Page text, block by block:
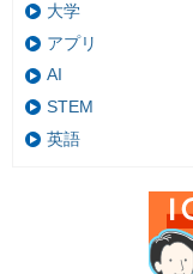
大学
アプリ
AI
STEM
英語